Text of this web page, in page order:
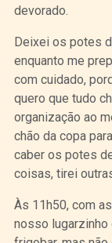
devorado.
Deixei os potes
enquanto me
com cuidado,
quero que tudo
organização ao
chão da copa
caber os potes
coisas, tirei
Às 11h50, com
nosso lugarzinho